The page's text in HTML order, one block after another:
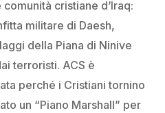
cristiane d’Iraq:
militare di Daesh,
della Piana di Ninive
terroristi. ACS è
perché i Cristiani tornino
un “Piano Marshall” per